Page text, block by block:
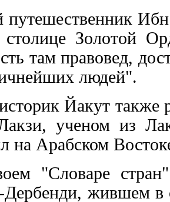
путешественник
столице Золотой
там правовед,
людей".
Йакут
ученом из
на Арабском
"Словаре
Дербенди, жившем в